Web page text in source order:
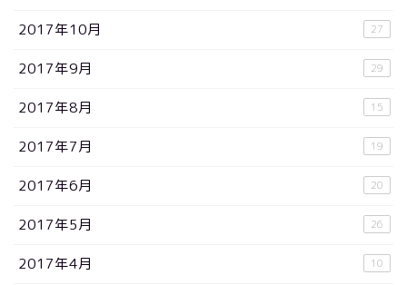
2017年10月 27
2017年9月 29
2017年8月 15
2017年7月 19
2017年6月 20
2017年5月 26
2017年4月 10